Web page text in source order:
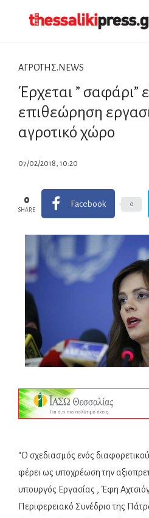
ΑΓΡΟΤΗΣ.NEWS
Έρχεται ” σαφάρι”
επιθεώρηση
αγροτικό χώρο
07/02/2018, 10:20
0
SHARE
Facebook 0
“Ο σχεδιασμός ενός
φέρει ως υποχρέωση την
υπουργός Εργασίας , Έφη
Περιφερειακό Συνέδριο της